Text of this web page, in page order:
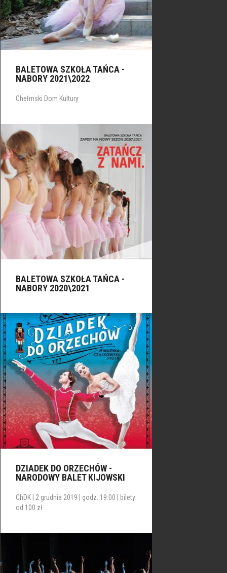
BALETOWA SZKOŁA TAŃCA -
NABORY 2021\2022
Chełmski Dom Kultury
BALETOWA SZKOŁA TAŃCA -
NABORY 2020\2021
DZIADEK DO ORZECHÓW -
NARODOWY BALET KIJOWSKI
ChDK | 2 grudnia 2019 | godz. 19:00 | bilety:
od 100 zł